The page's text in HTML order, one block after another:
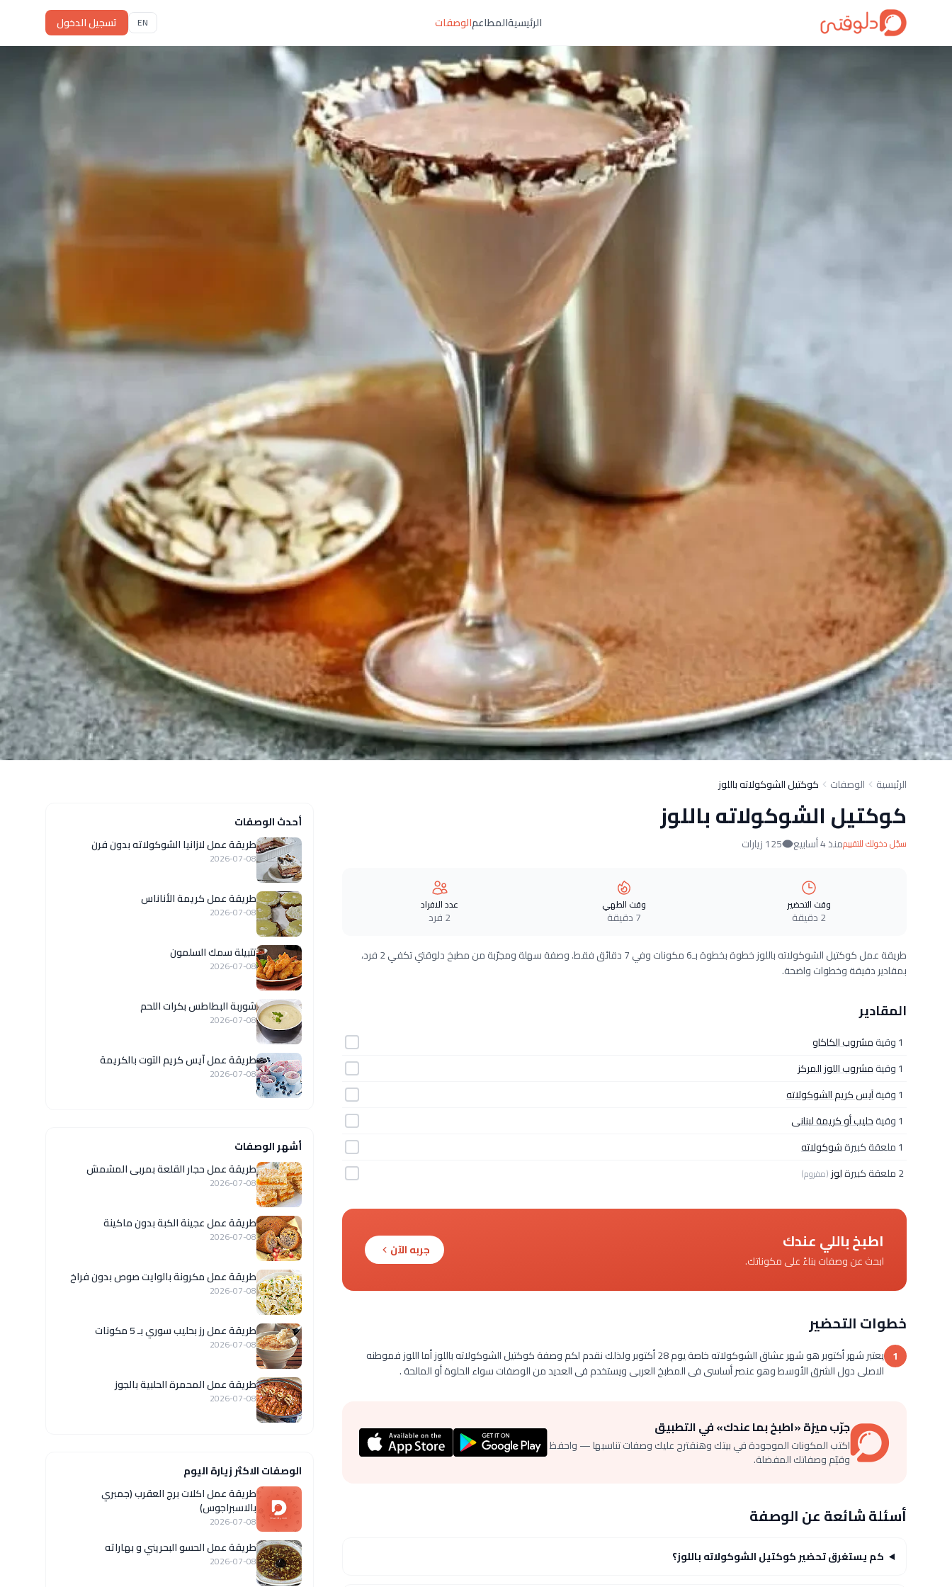
الرئيسيةالمطاعمالوصفات EN تسجيل الدخول
الرئيسية الوصفات كوكتيل الشوكولاته باللوز
كوكتيل الشوكولاته باللوز
سجّل دخولك للتقييممنذ 4 أسابيع 125 زيارات
وقت التحضير
2 دقيقة
وقت الطهي
7 دقيقة
عدد الافراد
2 فرد
طريقة عمل كوكتيل الشوكولاته باللوز خطوة بخطوة بـ6 مكونات وفي 7 دقائق فقط. وصفة سهلة ومجرّبة من مطبخ دلوقتي تكفي 2 فرد،
بمقادير دقيقة وخطوات واضحة.
المقادير
1 وقية
مشروب الكاكاو
1 وقية
مشروب اللوز المركز
1 وقية
آيس كريم الشوكولاته
1 وقية
حليب أو كريمة لبنانى
1 ملعقة كبيرة
شوكولاته
2 ملعقة كبيرة
لوز (مفروم)
اطبخ باللي عندك
ابحث عن وصفات بناءً على مكوناتك.
جربه الآن
خطوات التحضير
1
يعتبر شهر أكتوبر هو شهر عشاق الشوكولاته خاصة يوم 28 أكتوبر ولذلك نقدم لكم وصفة كوكتيل الشوكولاته باللوز أما اللوز فموطنه
الاصلى دول الشرق الأوسط وهو عنصر أساسى فى المطبخ العربى ويستخدم فى العديد من الوصفات سواء الحلوة أو المالحة .
جرّب ميزة «اطبخ بما عندك» في التطبيق
اكتب المكونات الموجودة في بيتك وهنقترح عليك وصفات تناسبها — واحفظ
وقيّم وصفاتك المفضلة.
أسئلة شائعة عن الوصفة
كم يستغرق تحضير كوكتيل الشوكولاته باللوز؟
أحدث الوصفات
طريقة عمل لازانيا الشوكولاته بدون فرن
2026-07-08
طريقة عمل كريمة الأناناس
2026-07-08
تتبيلة سمك السلمون
2026-07-08
شوربة البطاطس بكرات اللحم
2026-07-08
طريقة عمل آيس كريم التوت بالكريمة
2026-07-08
أشهر الوصفات
طريقة عمل حجار القلعة بمربى المشمش
2026-07-08
طريقة عمل عجينة الكبة بدون ماكينة
2026-07-08
طريقة عمل مكرونة بالوايت صوص بدون فراخ
2026-07-08
طريقة عمل رز بحليب سوري بـ 5 مكونات
2026-07-08
طريقة عمل المحمرة الحلبية بالجوز
2026-07-08
الوصفات الاكثر زيارة اليوم
طريقة عمل اكلات برج العقرب (جمبري
بالاسبراجوس)
2026-07-08
طريقة عمل الحسو البحريني و بهاراته
2026-07-08